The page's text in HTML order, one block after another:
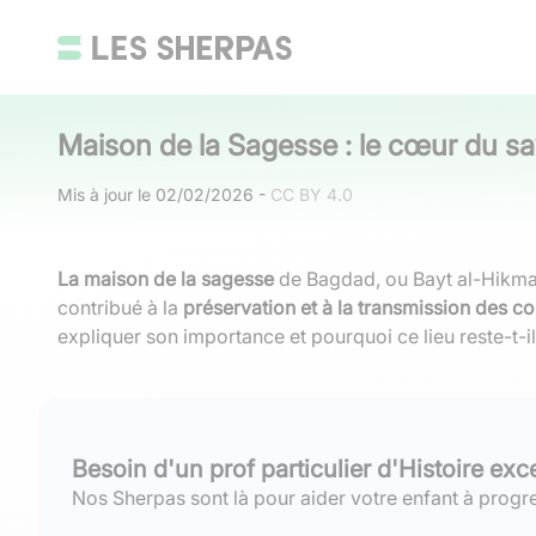
Maison de la Sagesse : le cœur du
Mis à jour le 02/02/2026 - CC BY 4.0
La maison de la sagesse de Bagdad, ou Bayt al-
contribué à la préservation et à la transmission des
expliquer son importance et pourquoi ce lieu reste-
Besoin d'un prof particulier d'Histoire
Nos Sherpas sont là pour aider votre enfant à